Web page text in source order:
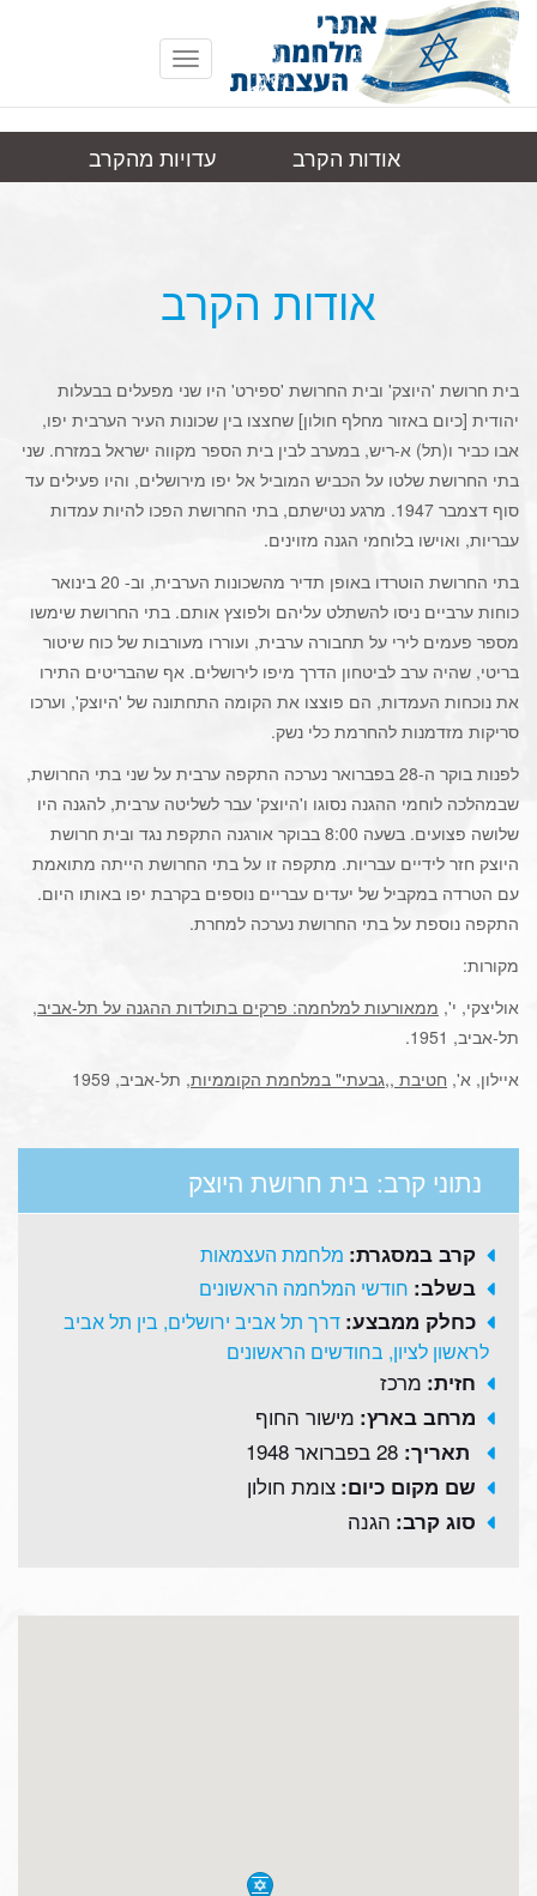
Toggle
navigation
בית חרושת
אודות הקרב
עדויות מהקרב
אודות הקרב
בית חרושת 'היוצק' ובית החרושת 'ספירט' היו שני מפעלים בבעלות
יהודית [כיום באזור מחלף חולון] שחצצו בין שכונות העיר הערבית יפו,
אבו כביר ו(תל) א-ריש, במערב לבין בית הספר מקווה ישראל במזרח. שני
בתי החרושת שלטו על הכביש המוביל אל יפו מירושלים, והיו פעילים עד
סוף דצמבר 1947. מרגע נטישתם, בתי החרושת הפכו להיות עמדות
עבריות, ואוישו בלוחמי הגנה מזוינים.
בתי החרושת הוטרדו באופן תדיר מהשכונות הערבית, וב- 20 בינואר
כוחות ערביים ניסו להשתלט עליהם ולפוצץ אותם. בתי החרושת שימשו
מספר פעמים לירי על תחבורה ערבית, ועוררו מעורבות של כוח שיטור
בריטי, שהיה ערב לביטחון הדרך מיפו לירושלים. אף שהבריטים התירו
את נוכחות העמדות, הם פוצצו את הקומה התחתונה של 'היוצק', וערכו
סריקות מזדמנות להחרמת כלי נשק.
לפנות בוקר ה-28 בפברואר נערכה התקפה ערבית על שני בתי החרושת,
שבמהלכה לוחמי ההגנה נסוגו ו'היוצק' עבר לשליטה ערבית, להגנה היו
שלושה פצועים. בשעה 8:00 בבוקר אורגנה התקפת נגד ובית חרושת
היוצק חזר לידיים עבריות. מתקפה זו על בתי החרושת הייתה מתואמת
עם הטרדה במקביל של יעדים עבריים נוספים בקרבת יפו באותו היום.
התקפה נוספת על בתי החרושת נערכה למחרת.
מקורות:
אוליצקי, י', ממאורעות למלחמה: פרקים בתולדות ההגנה על תל-אביב,
תל-אביב, 1951.
איילון, א', חטיבת ,,גבעתי" במלחמת הקוממיות, תל-אביב, 1959
נתוני קרב: בית חרושת היוצק
קרב במסגרת: מלחמת העצמאות
בשלב: חודשי המלחמה הראשונים
כחלק ממבצע: דרך תל אביב ירושלים, בין תל אביב
לראשון לציון, בחודשים הראשונים
חזית: מרכז
מרחב בארץ: מישור החוף
תאריך: 28 בפברואר 1948
שם מקום כיום: צומת חולון
סוג קרב: הגנה